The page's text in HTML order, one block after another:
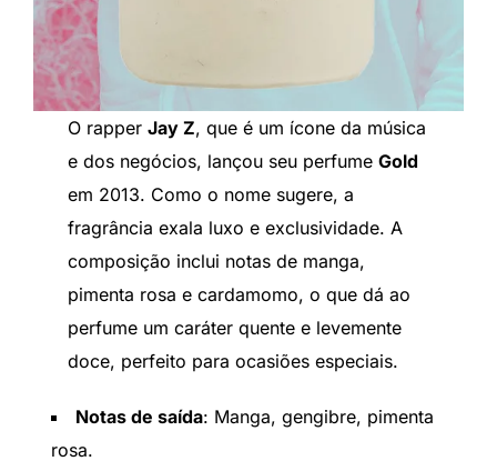
O rapperJay Z, que é um ícone da música
e dos negócios, lançou seu perfumeGold
em 2013. Como o nome sugere, a
fragrância exala luxo e exclusividade. A
composição inclui notas de manga,
pimenta rosa e cardamomo, o que dá ao
perfume um caráter quente e levemente
doce, perfeito para ocasiões especiais.
Notas de saída: Manga, gengibre, pimenta
rosa.